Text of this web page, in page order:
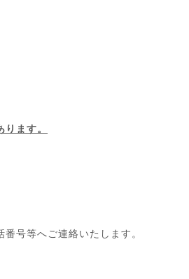
ます。
号等へご連絡いたします。